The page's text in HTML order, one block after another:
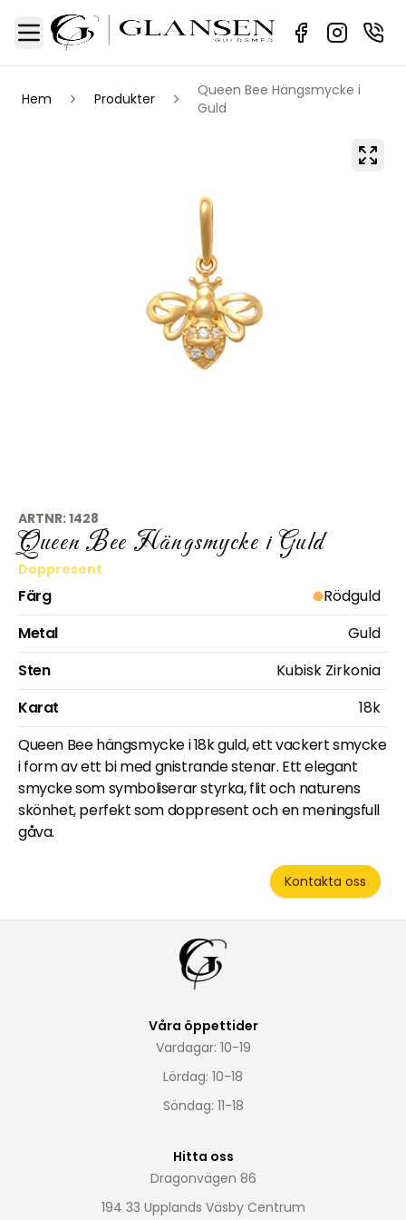
Toggle Menu
Sidebar
Hem Produkter
Queen Bee Hängsmycke i
Guld
ARTNR:1428
Queen Bee Hängsmycke i Guld
Doppresent
Färg
Rödguld
Metal
Guld
Sten
Kubisk Zirkonia
Karat
18k
Queen Bee hängsmycke i 18k guld, ett vackert smycke
i form av ett bi med gnistrande stenar. Ett elegant
smycke som symboliserar styrka, flit och naturens
skönhet, perfekt som doppresent och en meningsfull
gåva.
Kontakta oss
Våra öppettider
Vardagar: 10-19
Lördag: 10-18
Söndag: 11-18
Hitta oss
Dragonvägen 86
194 33 Upplands Väsby Centrum